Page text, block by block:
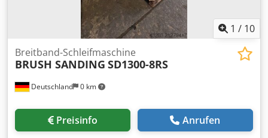
1 / 10
Deutschland 0 km
Breitband-Schleifmaschine
BRUSH SANDING SD1300-8RS
Preisinfo Anrufen